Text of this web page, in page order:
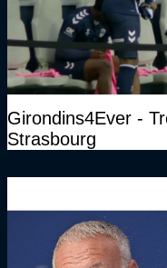
Girondins4Ever -
Strasbourg